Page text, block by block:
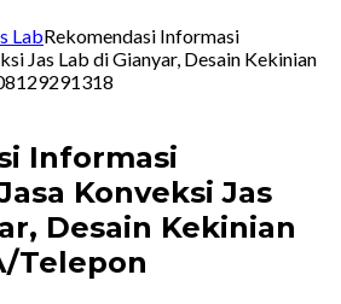
LabRekomendasi Informasi
Jas Lab di Gianyar, Desain Kekinian
Informasi
Konveksi Jas
Desain Kekinian
Telepon